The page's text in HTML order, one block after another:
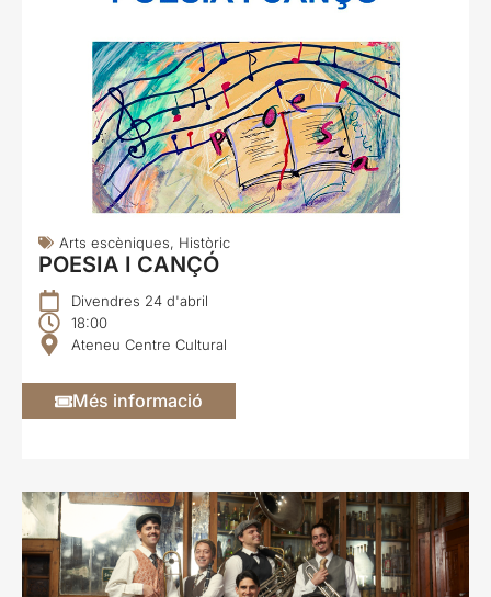
Arts escèniques, Històric
POESIA I CANÇÓ
Divendres 24 d'abril
18:00
Ateneu Centre Cultural
Més informació